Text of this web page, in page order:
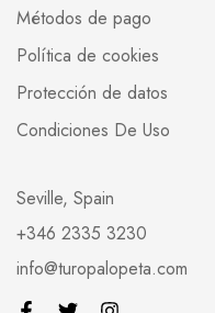
Métodos de pago
Política de cookies
Protección de datos
Condiciones De Uso
Seville, Spain
+346 2335 3230
info@turopalopeta.com